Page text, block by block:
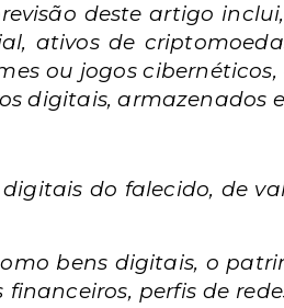
deste artigo
ativos de
ou jogos
digitais, armazenados
digitais do falecido, de
bens digitais, o
perfis de